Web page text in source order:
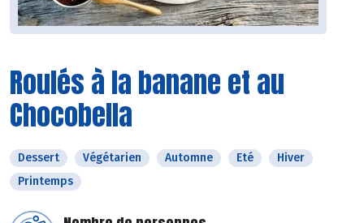
Roulés à la banane et au
Chocobella
Dessert Végétarien Automne Eté
Hiver
Printemps